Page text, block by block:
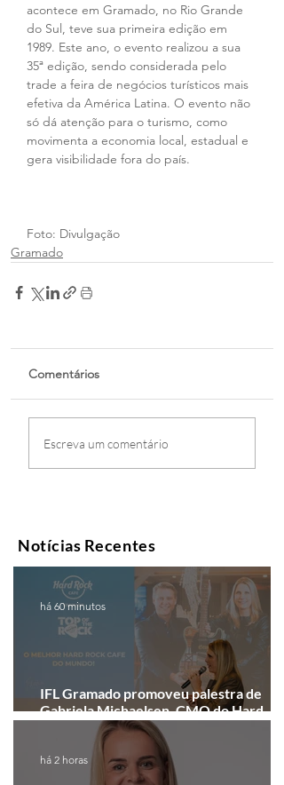
acontece em Gramado, no Rio Grande
do Sul, teve sua primeira edição em
1989. Este ano, o evento realizou a sua
35ª edição, sendo considerada pelo
trade a feira de negócios turísticos mais
efetiva da América Latina. O evento não
só dá atenção para o turismo, como
movimenta a economia local, estadual e
gera visibilidade fora do país.
Foto: Divulgação
Gramado
Comentários
Escreva um comentário
Notícias Recentes
IFL Gramado promoveu palestra de
Gabriela Michaelsen, CMO do Hard
Rock Cafe Gramado
há 60 minutos
há 2 horas